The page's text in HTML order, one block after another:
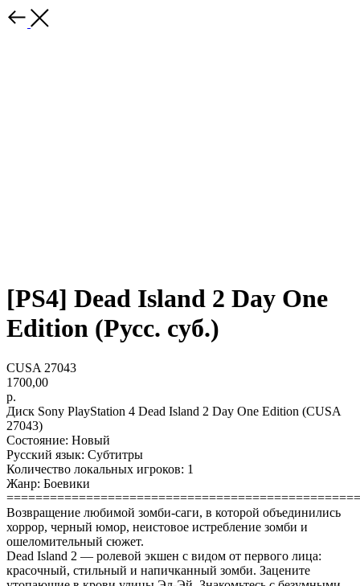
[PS4] Dead Island 2 Day One
Edition (Русс. суб.)
CUSA 27043
1700,00
р.
Диск Sony PlayStation 4 Dead Island 2 Day One Edition (CUSA
27043)
Состояние: Новый
Русский язык: Субтитры
Количество локальных игроков: 1
Жанр: Боевики
Возвращение любимой зомби-саги, в которой объединились
хоррор, черный юмор, неистовое истребление зомби и
ошеломительный сюжет.
Dead Island 2 — ролевой экшен с видом от первого лица:
красочный, стильный и напичканный зомби. Зацените